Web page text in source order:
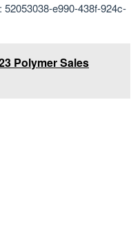
e990-438f-924c-
Polymer Sales